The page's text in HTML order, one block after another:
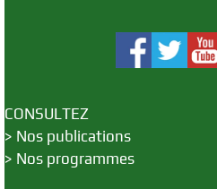
CONSULTEZ
> Nos publications
> Nos programmes